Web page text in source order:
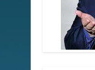
Turística 2026 y
Nayarit.
anual de World